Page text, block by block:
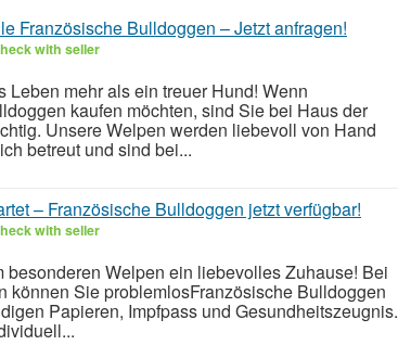
Französische Bulldoggen – Jetzt anfragen!
with seller
Leben mehr als ein treuer Hund! Wenn
kaufen möchten, sind Sie bei Haus der
Unsere Welpen werden liebevoll von Hand
betreut und sind bei...
– Französische Bulldoggen jetzt verfügbar!
with seller
besonderen Welpen ein liebevolles Zuhause! Bei
können Sie problemlosFranzösische Bulldoggen
Papieren, Impfpass und Gesundheitszeugnis.